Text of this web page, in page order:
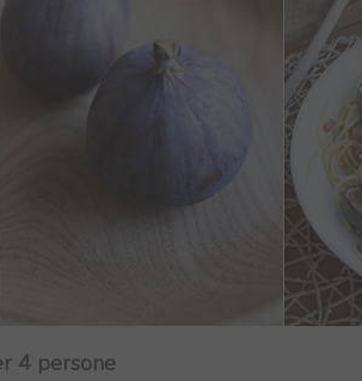
4 persone